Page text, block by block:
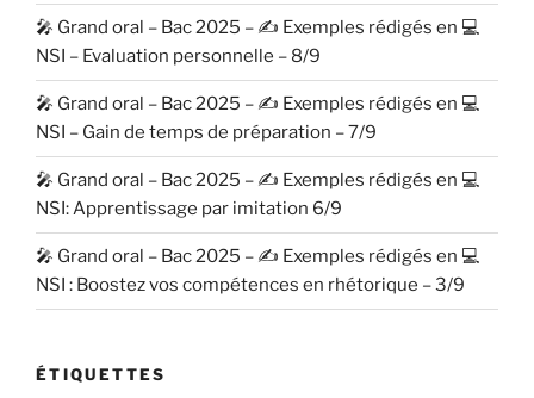
🎤 Grand oral – Bac 2025 – ✍️ Exemples rédigés en 💻
NSI – Evaluation personnelle – 8/9
🎤 Grand oral – Bac 2025 – ✍️ Exemples rédigés en 💻
NSI – Gain de temps de préparation – 7/9
🎤 Grand oral – Bac 2025 – ✍️ Exemples rédigés en 💻
NSI: Apprentissage par imitation 6/9
🎤 Grand oral – Bac 2025 – ✍️ Exemples rédigés en 💻
NSI : Boostez vos compétences en rhétorique – 3/9
ÉTIQUETTES